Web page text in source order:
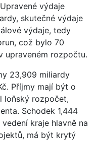
výdaje
skutečné výdaje
výdaje, tedy
což bylo 70
upraveném rozpočtu.
23,909 miliardy
Příjmy mají být o
loňský rozpočet,
Schodek 1,444
kraje hlavně na
má být krytý